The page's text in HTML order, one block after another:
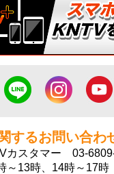
するお問い合わ
カスタマー 03-
～13時、14時～17時